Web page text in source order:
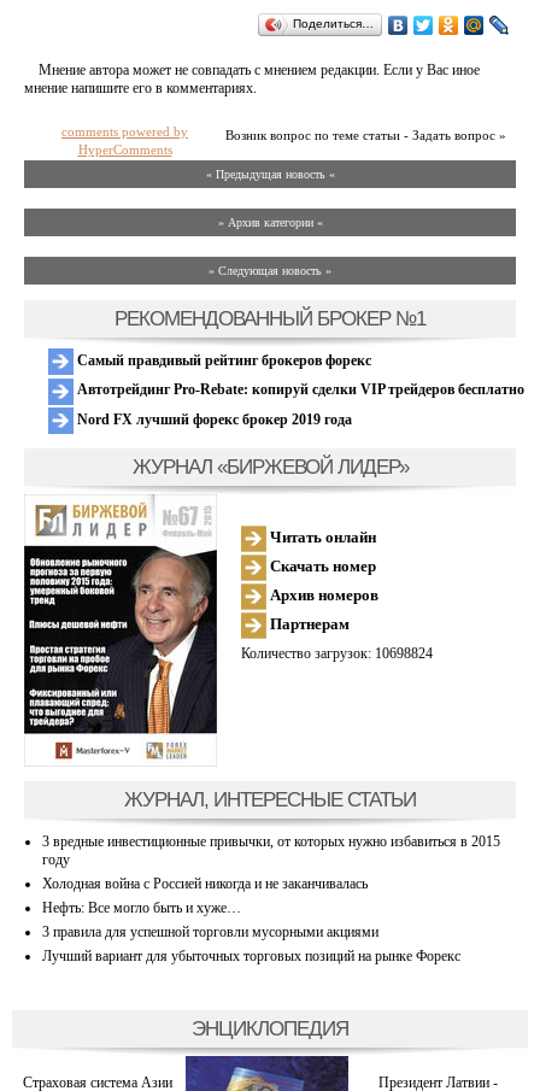
Поделиться…
Мнение автора может не совпадать с мнением редакции. Если у Вас иное
мнение напишите его в комментариях.
Возник вопрос по теме статьи - Задать вопрос »
comments powered by
HyperComments
« Предыдущая новость «
» Архив категории «
» Следующая новость »
РЕКОМЕНДОВАННЫЙ БРОКЕР №1
Самый правдивый рейтинг брокеров форекс
Автотрейдинг Pro-Rebate: копируй сделки VIP трейдеров бесплатно
Nord FX лучший форекс брокер 2019 года
ЖУРНАЛ «БИРЖЕВОЙ ЛИДЕР»
Читать онлайн
Скачать номер
Архив номеров
Партнерам
Количество загрузок: 10698824
ЖУРНАЛ, ИНТЕРЕСНЫЕ СТАТЬИ
3 вредные инвестиционные привычки, от которых нужно избавиться в 2015
году
Холодная война с Россией никогда и не заканчивалась
Нефть: Все могло быть и хуже…
3 правила для успешной торговли мусорными акциями
Лучший вариант для убыточных торговых позиций на рынке Форекс
ЭНЦИКЛОПЕДИЯ
Страховая система Азии Президент Латвии -